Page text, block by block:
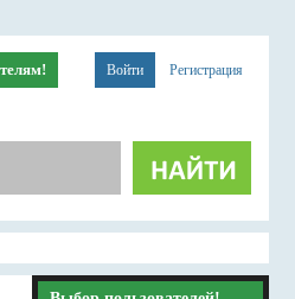
Войти Регистрация